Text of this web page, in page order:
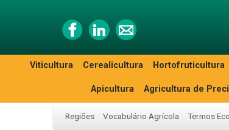
Viticultura Cerealicultura Hortofruticultura
Apicultura Agricultura de
Regiões Vocabulário Agrícola Termos